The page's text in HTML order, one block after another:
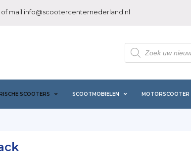
of mail info@scootercenternederland.nl
Producten
zoeken
SCOOTERS SCOOTMOBIELEN MOTORSCOOTER